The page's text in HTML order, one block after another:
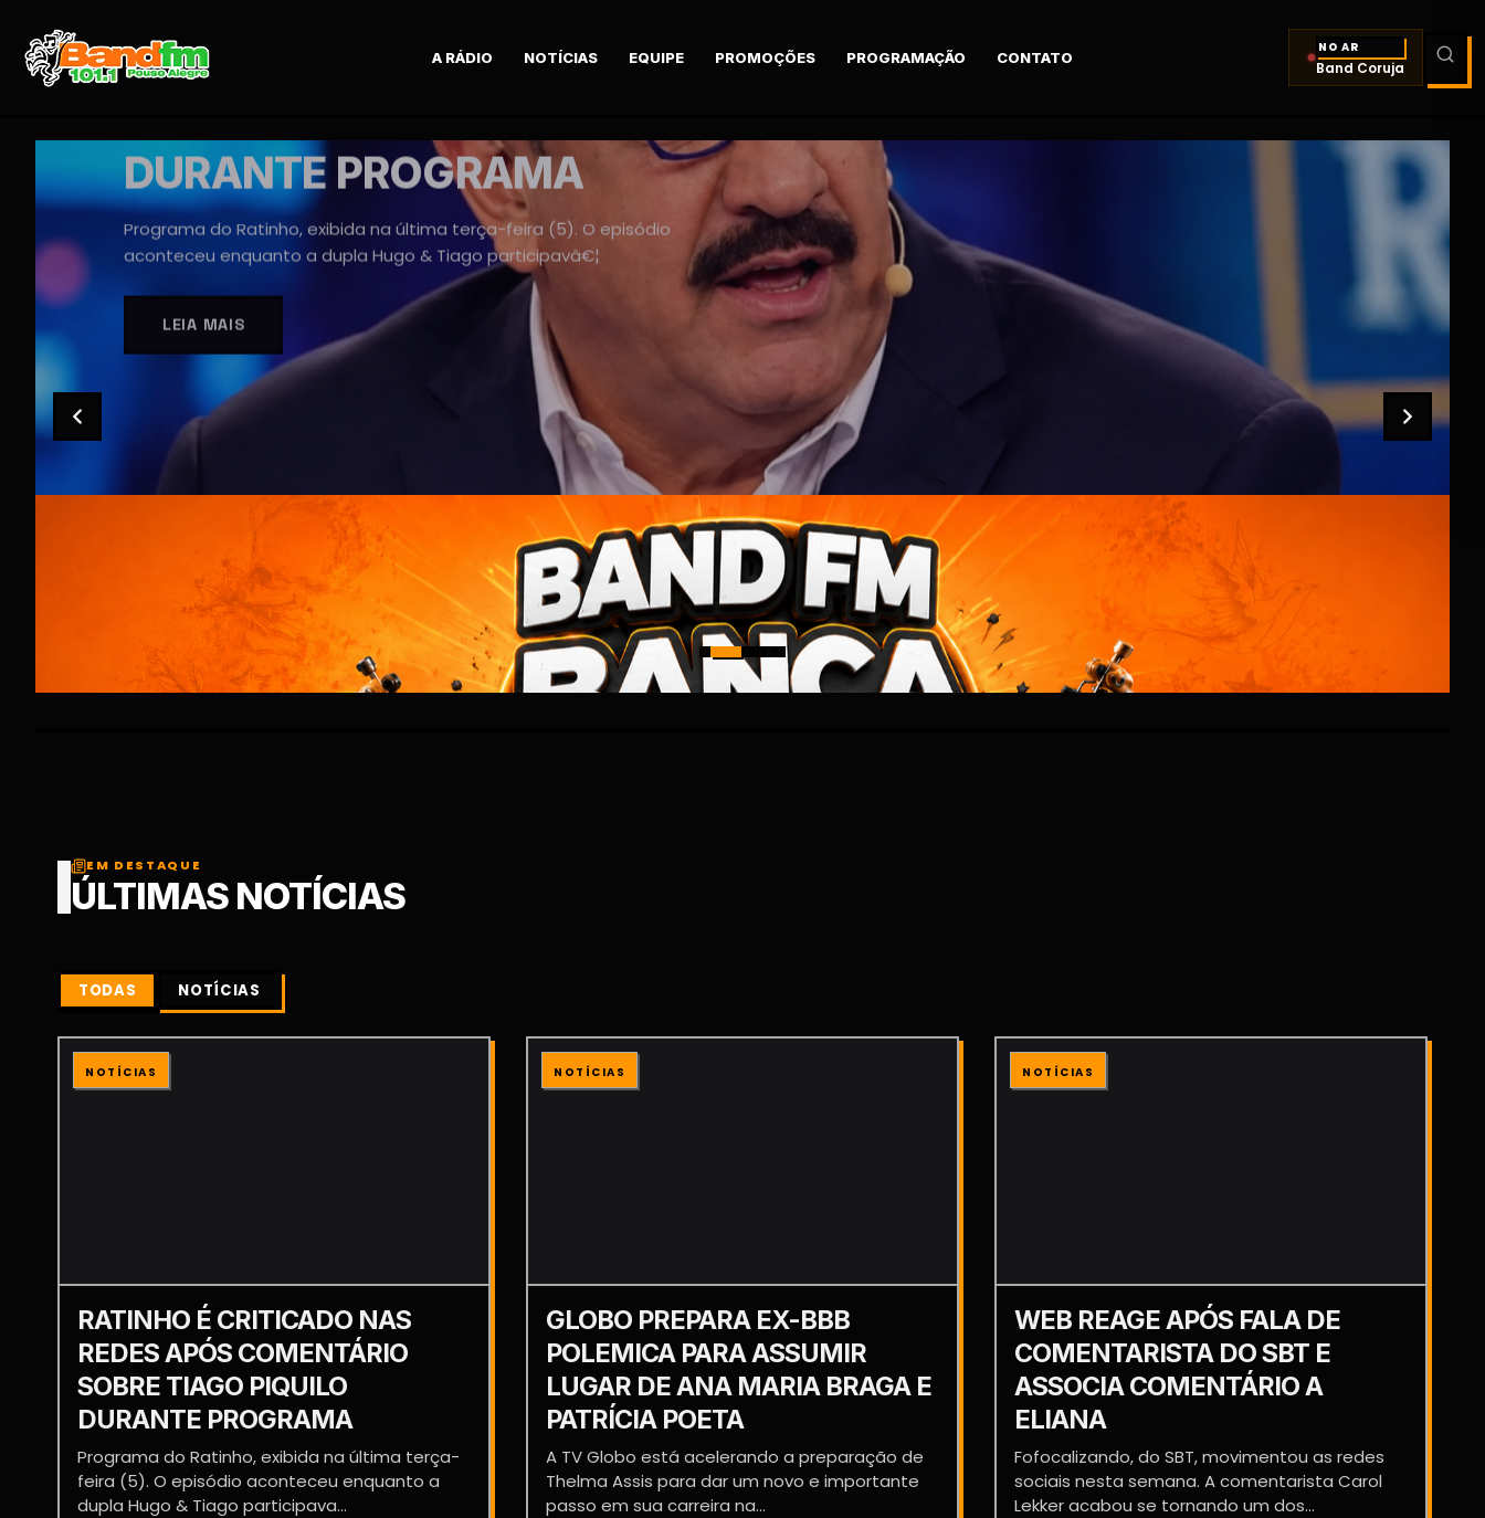
A RÁDIO NOTÍCIAS EQUIPE PROMOÇÕES PROGRAMAÇÃO CONTATO
NO AR
Band Coruja
EM DESTAQUE
ÚLTIMAS NOTÍCIAS
TODAS NOTÍCIAS
NOTÍCIAS
RATINHO É CRITICADO NAS
REDES APÓS COMENTÁRIO
SOBRE TIAGO PIQUILO
DURANTE PROGRAMA
Programa do Ratinho, exibida na última terça-
feira (5). O episódio aconteceu enquanto a
dupla Hugo & Tiago participava...
NOTÍCIAS
GLOBO PREPARA EX-BBB
POLEMICA PARA ASSUMIR
LUGAR DE ANA MARIA BRAGA E
PATRÍCIA POETA
A TV Globo está acelerando a preparação de
Thelma Assis para dar um novo e importante
passo em sua carreira na...
NOTÍCIAS
WEB REAGE APÓS FALA DE
COMENTARISTA DO SBT E
ASSOCIA COMENTÁRIO A
ELIANA
Fofocalizando, do SBT, movimentou as redes
sociais nesta semana. A comentarista Carol
Lekker acabou se tornando um dos...